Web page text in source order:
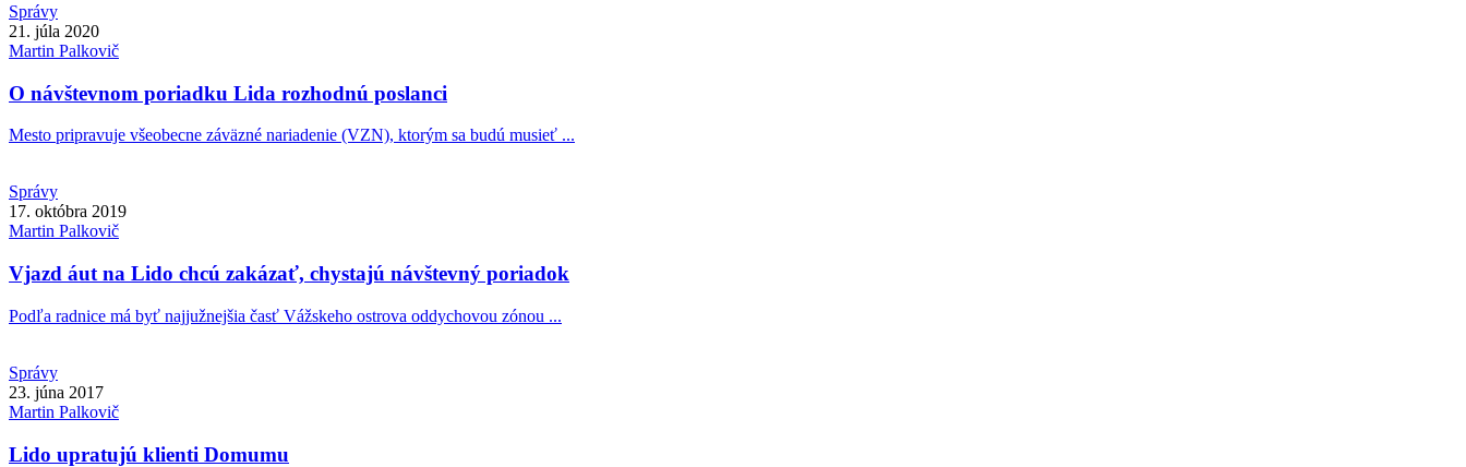
Správy
21. júla 2020
Martin Palkovič
O návštevnom poriadku Lida rozhodnú poslanci
Mesto pripravuje všeobecne záväzné nariadenie (VZN), ktorým sa budú musieť ...
Správy
17. októbra 2019
Martin Palkovič
Vjazd áut na Lido chcú zakázať, chystajú návštevný poriadok
Podľa radnice má byť najjužnejšia časť Vážskeho ostrova oddychovou zónou ...
Správy
23. júna 2017
Martin Palkovič
Lido upratujú klienti Domumu